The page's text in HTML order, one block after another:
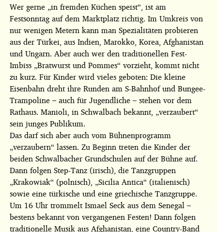
Wer gerne „in fremden Küchen speist“, ist am
Festsonntag auf dem Marktplatz richtig. Im Umkreis von
nur wenigen Metern kann man Spezialitäten probieren
aus der Türkei, aus Indien, Marokko, Korea, Afghanistan
und Ungarn. Aber auch wer den traditionellen Fest-
Imbiss „Bratwurst und Pommes“ vorzieht, kommt nicht
zu kurz. Für Kinder wird vieles geboten: Die kleine
Eisenbahn dreht ihre Runden am S-Bahnhof und Bungee-
Trampoline – auch für Jugendliche – stehen vor dem
Rathaus. Manioli, in Schwalbach bekannt, „verzaubert“
sein junges Publikum.
Das darf sich aber auch vom Bühnenprogramm
„verzaubern“ lassen. Zu Beginn treten die Kinder der
beiden Schwalbacher Grundschulen auf der Bühne auf.
Dann folgen Step-Tanz (irisch), die Tanzgruppen
„Krakowiak“ (polnisch), „Sicilia Antica“ (italienisch)
sowie eine türkische und eine griechische Tanzgruppe.
Um 16 Uhr trommelt Ismael Seck aus dem Senegal –
bestens bekannt von vergangenen Festen! Dann folgen
traditionelle Musik aus Afghanistan, eine Country-Band